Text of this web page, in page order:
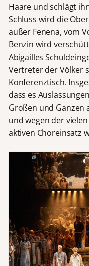
Haare und schlägt
Schluss wird die
außer Fenena, vom
Benzin wird
Abigailles
Vertreter der Völker
Konferenztisch.
dass es
Großen und Ganzen
und wegen der
aktiven Choreinsatz